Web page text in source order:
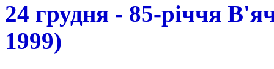
24 грудня - 85-річчя
1999)